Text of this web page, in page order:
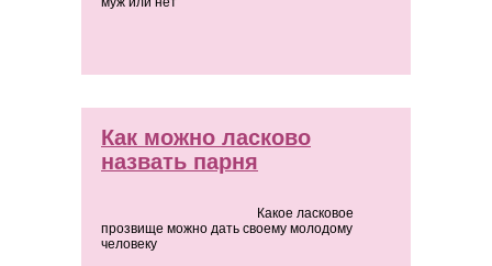
Как можно ласково
назвать парня
Какое ласковое
прозвище можно дать своему молодому
человеку